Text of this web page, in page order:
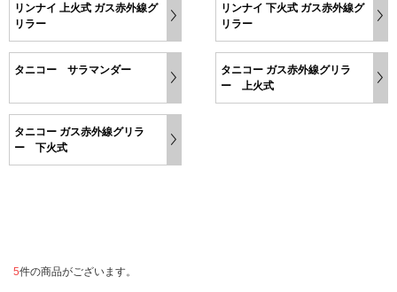
リンナイ 上火式 ガス赤外線グ
リラー
リンナイ 下火式 ガス赤外線グ
リラー
タニコー サラマンダー
タニコー ガス赤外線グリラ
ー 上火式
タニコー ガス赤外線グリラ
ー 下火式
5件の商品がございます。